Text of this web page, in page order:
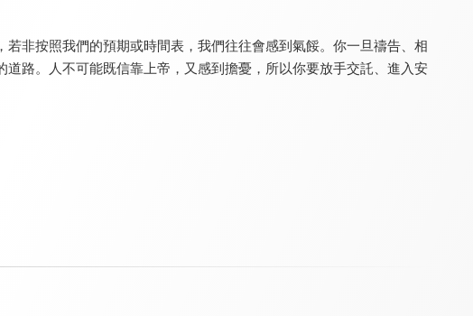
非按照我們的預期或時間表，我們往往會感到氣餒。你一旦禱告、相
路。人不可能既信靠上帝，又感到擔憂，所以你要放手交託、進入安